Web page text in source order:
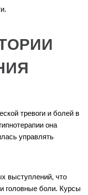
тревоги и болей в
она
управлять
выступлений, что
головные боли. Курсы